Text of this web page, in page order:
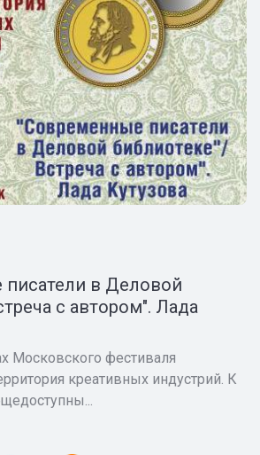
в Деловой
с автором". Лада
Московского фестиваля
креативных индустрий. К